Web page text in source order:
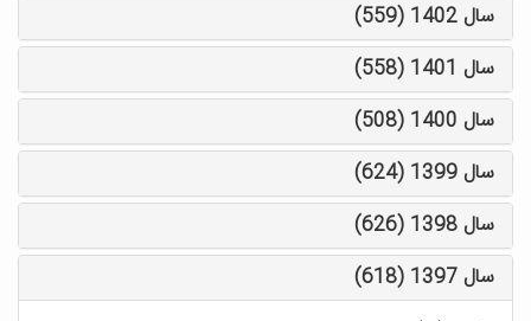
سال 1402 (559)
سال 1401 (558)
سال 1400 (508)
سال 1399 (624)
سال 1398 (626)
سال 1397 (618)